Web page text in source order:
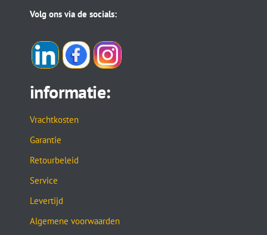
Volg ons via de socials:
informatie:
Vrachtkosten
Garantie
Retourbeleid
Service
Levertijd
Algemene voorwaarden